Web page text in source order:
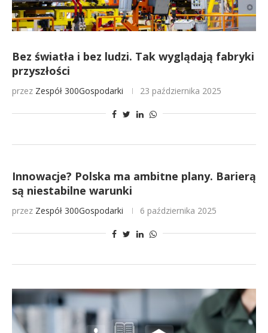
Bez światła i bez ludzi. Tak wyglądają fabryki
przyszłości
przez Zespół 300Gospodarki 23 października 2025
Innowacje? Polska ma ambitne plany. Barierą
są niestabilne warunki
przez Zespół 300Gospodarki 6 października 2025